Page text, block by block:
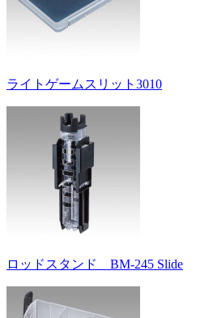
ライトゲームスリット3010
ロッドスタンド BM-245 Slide